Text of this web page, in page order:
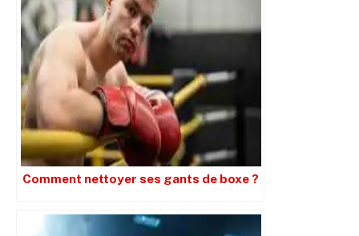
Comment nettoyer ses gants de boxe ?